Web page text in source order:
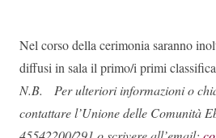
Nel corso della cerimonia saranno
diffusi in sala il primo/i primi
N.B. Per ulteriori informazioni o
contattare l’Unione delle Comunità